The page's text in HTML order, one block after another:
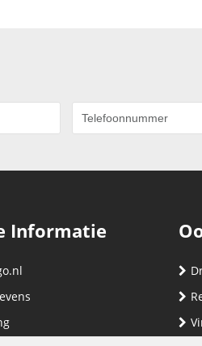
Informatie